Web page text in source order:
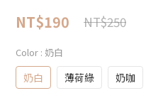
NT$190 NT$250
Color : 奶白
奶白 薄荷綠 奶咖